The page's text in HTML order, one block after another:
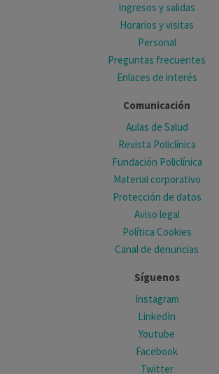
Ingresos y salidas
Horarios y visitas
Personal
Preguntas frecuentes
Enlaces de interés
Comunicación
Aulas de Salud
Revista Policlínica
Fundación Policlínica
Material corporativo
Protección de datos
Aviso legal
Política Cookies
Canal de denuncias
Síguenos
Instagram
LinkedIn
Youtube
Facebook
Twitter